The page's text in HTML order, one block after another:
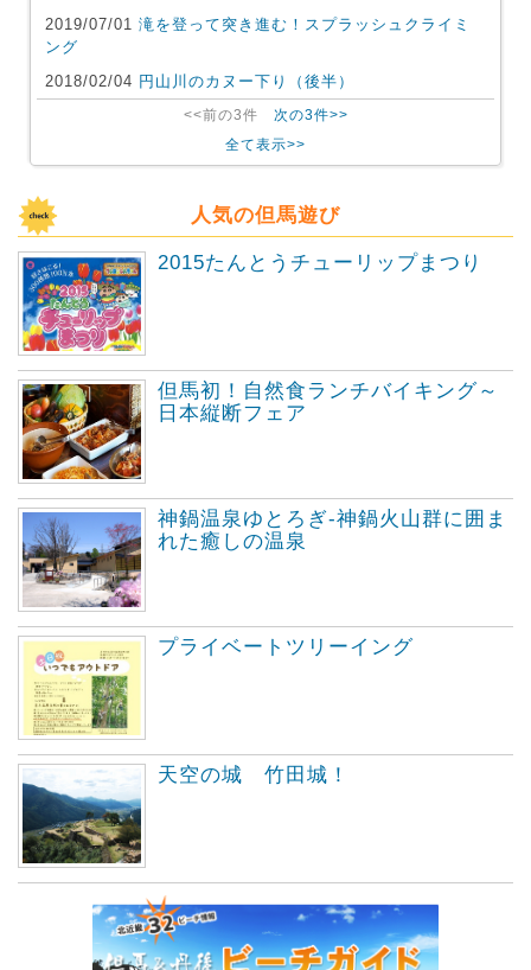
2019/07/01 滝を登って突き進む！スプラッシュクライミ
ング
2018/02/04 円山川のカヌー下り（後半）
<<前の3件
次の3件>>
全て表示>>
人気の但馬遊び
2015たんとうチューリップまつり
但馬初！自然食ランチバイキング～
日本縦断フェア
神鍋温泉ゆとろぎ-神鍋火山群に囲ま
れた癒しの温泉
プライベートツリーイング
天空の城 竹田城！